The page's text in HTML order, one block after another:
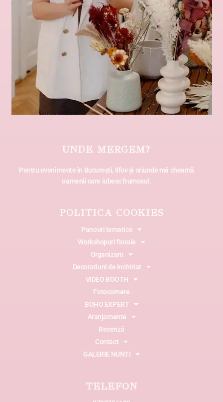
UNDE MERGEM?
Pentru evenimente în București, Ilfov și oriunde mă cheamă
oamenii care iubesc frumosul.
POLITICA COOKIES
Panouri tematice
Workshopuri florale
Organizam
Decoratiuni de inchiriat
VIDEO BOOTH
Fotocornere
BOHO EXPERT
Aranjamente
Recenzii
Contact
GALERIE NUNTI
TELEFON